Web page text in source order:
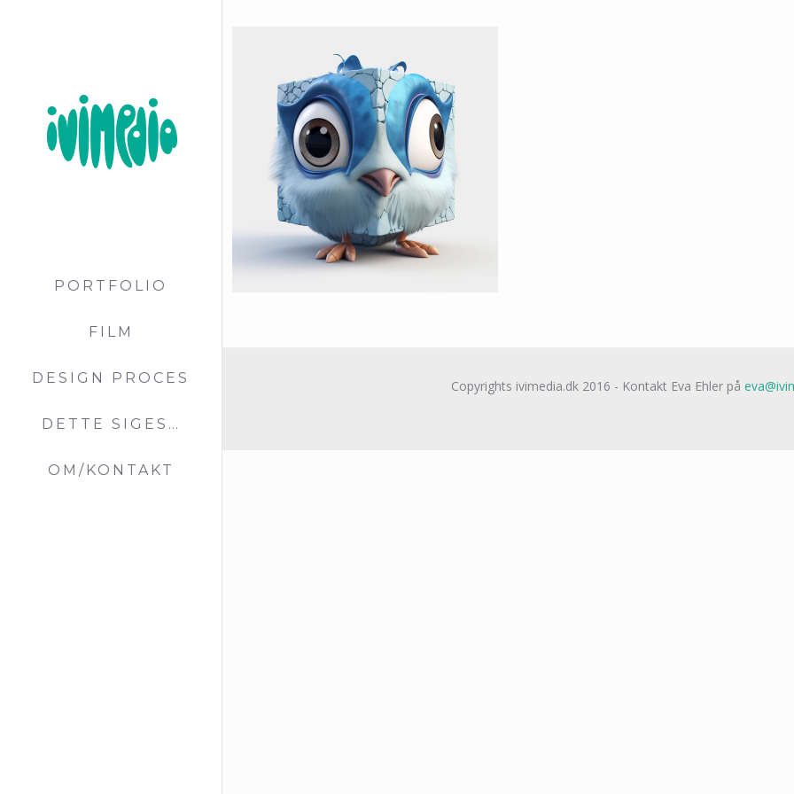
PORTFOLIO
FILM
DESIGN PROCES
DETTE SIGES…
OM/KONTAKT
Copyrights ivimedia.dk 2016 - Kontakt Eva Ehler på